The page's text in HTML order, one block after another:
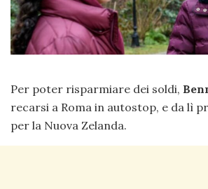
Per poter risparmiare dei soldi,
recarsi a Roma in autostop, e da lì
per la Nuova Zelanda.